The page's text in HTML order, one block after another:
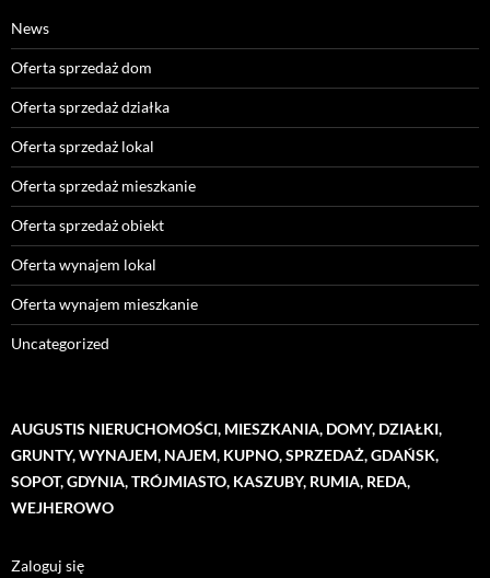
News
Oferta sprzedaż dom
Oferta sprzedaż działka
Oferta sprzedaż lokal
Oferta sprzedaż mieszkanie
Oferta sprzedaż obiekt
Oferta wynajem lokal
Oferta wynajem mieszkanie
Uncategorized
AUGUSTIS NIERUCHOMOŚCI, MIESZKANIA, DOMY, DZIAŁKI,
GRUNTY, WYNAJEM, NAJEM, KUPNO, SPRZEDAŻ, GDAŃSK,
SOPOT, GDYNIA, TRÓJMIASTO, KASZUBY, RUMIA, REDA,
WEJHEROWO
Zaloguj się